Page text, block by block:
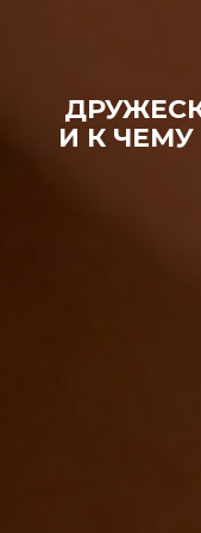
И К